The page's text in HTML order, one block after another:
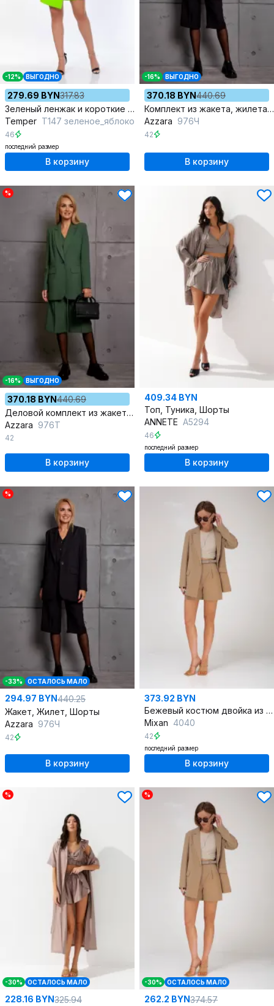
-12% ВЫГОДНО
279.69 BYN317.83
Зеленый ленжак и короткие шорты с отрезным поясом
Temper Т147 зеленое_яблоко
46
последний размер
В корзину
-16% ВЫГОДНО
370.18 BYN440.69
Комплект из жакета, жилета и бенгальских брюк с лацканами
Azzara 976Ч
42
В корзину
%
-16% ВЫГОДНО
370.18 BYN440.69
Деловой комплект из жакета, жилета и брюк-бермуд
Azzara 976Т
42
В корзину
409.34 BYN
Топ, Туника, Шорты
ANNETE A5294
46
последний размер
В корзину
%
-33% ОСТАЛОСЬ МАЛО
294.97 BYN440.25
Жакет, Жилет, Шорты
Azzara 976Ч
42
В корзину
373.92 BYN
Бежевый костюм двойка из лёгкой ткани лето
Mixan 4040
42
последний размер
В корзину
%
-30% ОСТАЛОСЬ МАЛО
228.16 BYN325.94
%
-30% ОСТАЛОСЬ МАЛО
262.2 BYN374.57